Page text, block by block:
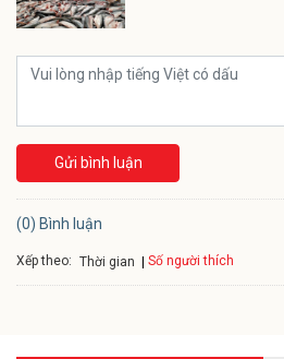
Gửi bình luận
(0) Bình luận
Xếp theo: Thời gian Số người thích